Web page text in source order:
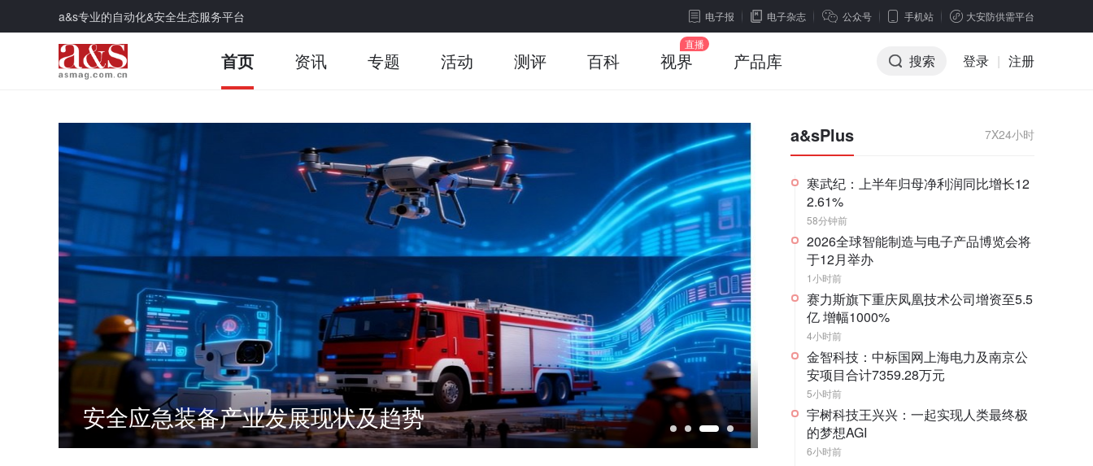
a&s专业的自动化&安全生态服务平台 电子报 电子杂志 公众号 手机站 大安防供需平台
首页 资讯 专题 活动 测评 百科 视界 产品库 搜索 登录 | 注册
圆满收官！ISSH 2026成功举办，2027年相约上海再启
新程
「活动回顾」国际安全科技
a&sPlus 7X24小时
寒武纪：上半年归母净利润同比增长12
2.61%
58分钟前
2026全球智能制造与电子产品博览会将
于12月举办
1小时前
赛力斯旗下重庆凤凰技术公司增资至5.5
亿 增幅1000%
4小时前
金智科技：中标国网上海电力及南京公
安项目合计7359.28万元
5小时前
宇树科技王兴兴：一起实现人类最终极
的梦想AGI
6小时前